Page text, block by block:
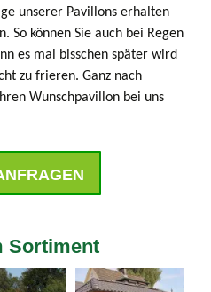
unserer Pavillons erhalten
So können Sie auch bei Regen
es mal bisschen später wird
zu frieren. Ganz nach
Wunschpavillon bei uns
Sortiment